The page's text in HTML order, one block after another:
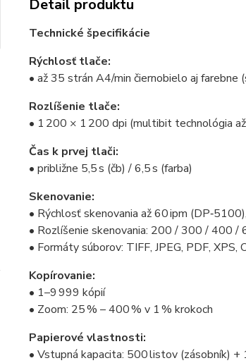
Detail produktu
Technické špecifikácie
Rýchlosť tlače:
• až 35 strán A4/min čiernobielo aj farebne
Rozlíšenie tlače:
• 1 200 × 1 200 dpi (multibit technológia
Čas k prvej tlači:
• približne 5,5 s (čb) / 6,5 s (farba)
Skenovanie:
• Rýchlosť skenovania až 60 ipm
• Rozlíšenie skenovania: 200 / 300 / 400 /
• Formáty súborov: TIFF, JPEG, PDF,
Kopírovanie:
• 1–9 999 kópií
• Zoom: 25 % – 400 % v 1 % krokoch
Papierové vlastnosti:
• Vstupná kapacita: 500 listov (zásobník)